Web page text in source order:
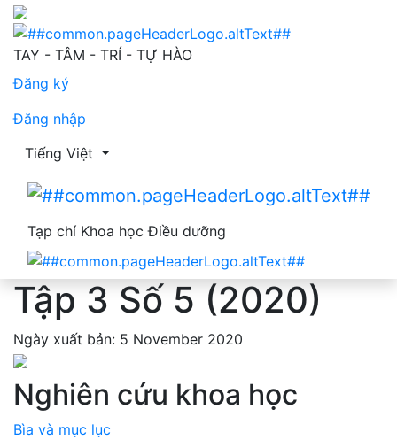
Tập 3 Số 5 (2020)
TAY - TÂM - TRÍ - TỰ HÀO
Đăng ký
Đăng nhập
Thay đổi ngôn ngữ. Ngôn ngữ hiện tại là:
Tiếng Việt
Tạp chí Khoa học Điều dưỡng
Tập 3 Số 5 (2020)
Ngày xuất bản: 5 November 2020
Nghiên cứu khoa học
Bìa và mục lục